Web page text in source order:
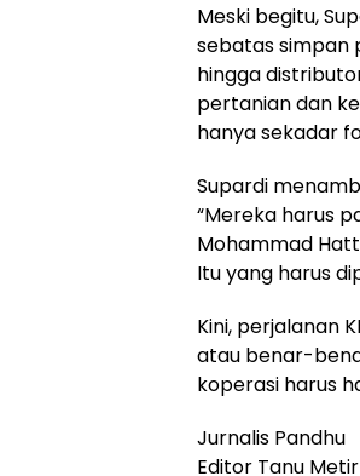
Meski begitu,
sebatas simpan
hingga
pertanian dan
hanya sekadar
Supardi
“Mereka harus
Mohammad
Itu yang harus
Kini, perjalanan
atau benar-
koperasi harus
Jurnalis Pandhu
Editor Tanu Metir